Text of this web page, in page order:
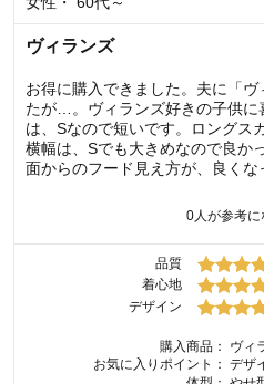
ヴィランズ
お得に購入できました。夫に「
たが…。ヴィランズ好きの子供に
は、Sなので短いです。ロングス
横幅は、Sでも大きめなので良か
面からのフード見え方が、良くな
0人が参考に
品質
着心地
デザイン
購入商品：
ヴィ
お気に入りポイント： デザ